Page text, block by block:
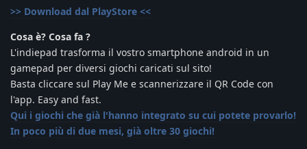
>> Download dal PlayStore <<
Cosa è? Cosa fa ?
L'indiepad trasforma il vostro smartphone android in un
gamepad per diversi giochi caricati sul sito!
Basta cliccare sul Play Me e scannerizzare il QR Code con
l'app. Easy and fast.
Qui i giochi che già l'hanno integrato su cui potete provarlo!
In poco più di due mesi, già oltre 30 giochi!